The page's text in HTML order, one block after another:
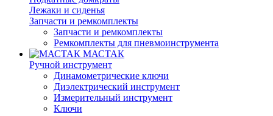
Лежаки и сиденья
Запчасти и ремкомплекты
Запчасти и ремкомплекты
Ремкомплекты для пневмоинструмента
МАСТАК
Ручной инструмент
Динамометрические ключи
Диэлектрический инструмент
Измерительный инструмент
Ключи